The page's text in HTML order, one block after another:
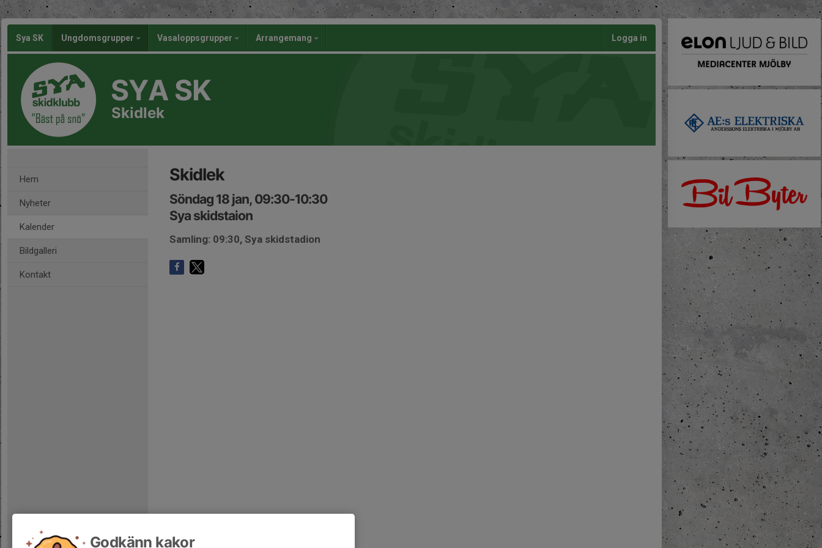
Sya SK Ungdomsgrupper Vasaloppsgrupper Arrangemang Logga in
SYA SK
Skidlek
Hem
Nyheter
Kalender
Bildgalleri
Kontakt
Skidlek
Söndag 18 jan, 09:30-10:30
Sya skidstaion
Samling: 09:30, Sya skidstadion
Godkänn kakor